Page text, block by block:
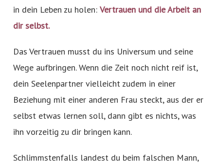
in dein Leben zu holen: Vertrauen und die Arbeit an
dir selbst.
Das Vertrauen musst du ins Universum und seine
Wege aufbringen. Wenn die Zeit noch nicht reif ist,
dein Seelenpartner vielleicht zudem in einer
Beziehung mit einer anderen Frau steckt, aus der er
selbst etwas lernen soll, dann gibt es nichts, was
ihn vorzeitig zu dir bringen kann.
Schlimmstenfalls landest du beim falschen Mann,